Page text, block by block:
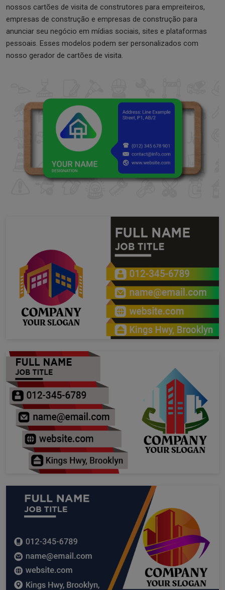
nossos cartões de visita de construtores para empreiteiros,
empresas de construção e empresas de construção para
anunciar seu negócio em mídias sociais, sites e plataformas
pessoais. Esses modelos podem ser personalizados com
nosso gerador de cartões de visita.